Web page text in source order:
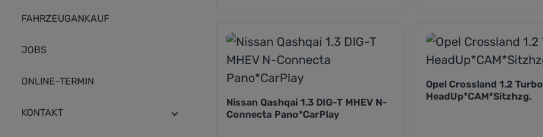
FAHRZEUGANKAUF
JOBS
ONLINE-TERMIN
KONTAKT
Nissan Qashqai 1.3 DIG-T MHEV N-
Connecta Pano*CarPlay
Opel Crossland 1.2 Turbo
HeadUp*CAM*Sitzhzg.